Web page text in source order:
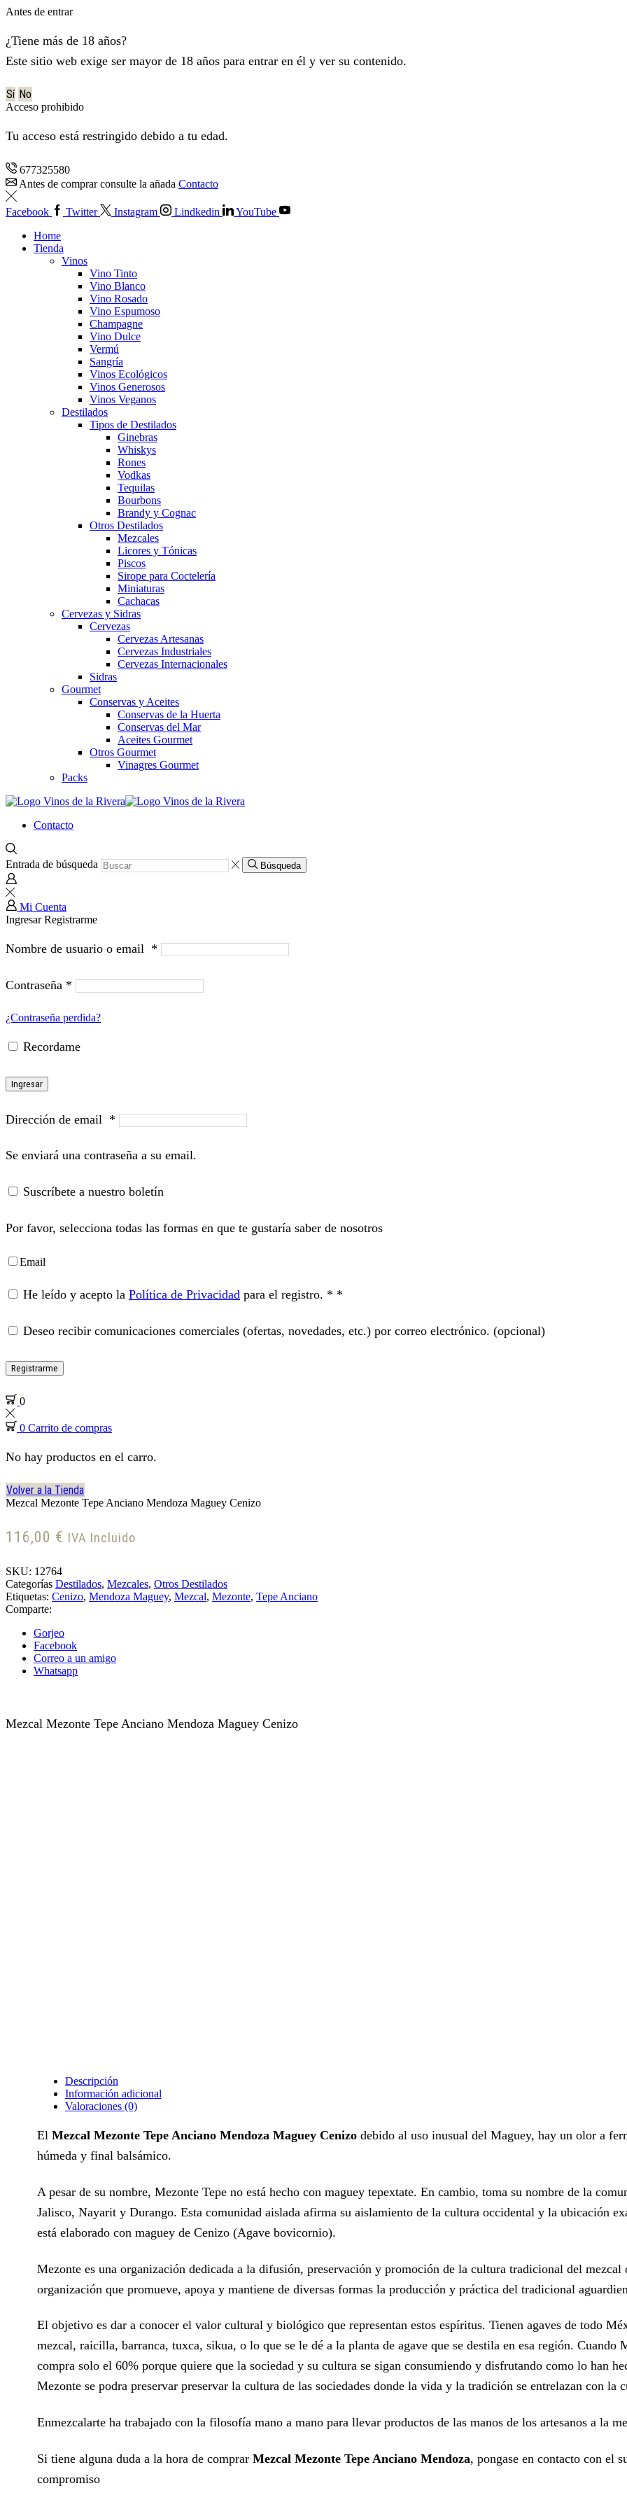
Antes de entrar
¿Tiene más de 18 años?
Este sitio web exige ser mayor de 18 años para entrar en él y ver su contenido.
Sí No
Acceso prohibido
Tu acceso está restringido debido a tu edad.
677325580
Antes de comprar consulte la añada Contacto
Facebook Twitter Instagram Lindkedin
YouTube
Home
Tienda
Vinos
Vino Tinto
Vino Blanco
Vino Rosado
Vino Espumoso
Champagne
Vino Dulce
Vermú
Sangría
Vinos Ecológicos
Vinos Generosos
Vinos Veganos
Destilados
Tipos de Destilados
Ginebras
Whiskys
Rones
Vodkas
Tequilas
Bourbons
Brandy y Cognac
Otros Destilados
Mezcales
Licores y Tónicas
Piscos
Sirope para Coctelería
Miniaturas
Cachacas
Cervezas y Sidras
Cervezas
Cervezas Artesanas
Cervezas Industriales
Cervezas Internacionales
Sidras
Gourmet
Conservas y Aceites
Conservas de la Huerta
Conservas del Mar
Aceites Gourmet
Otros Gourmet
Vinagres Gourmet
Packs
Contacto
Entrada de búsqueda Búsqueda
Mi Cuenta
IngresarRegistrarme
Nombre de usuario o email *
Contraseña *
¿Contraseña perdida?
Recordame
Ingresar
Dirección de email *
Se enviará una contraseña a su email.
Suscríbete a nuestro boletín
Por favor, selecciona todas las formas en que te gustaría saber de nosotros
Email
He leído y acepto la Política de Privacidad para el registro. * *
Deseo recibir comunicaciones comerciales (ofertas, novedades, etc.) por correo electrónico. (opcional)
Registrarme
0
0 Carrito de compras
No hay productos en el carro.
Volver a la Tienda
Mezcal Mezonte Tepe Anciano Mendoza Maguey Cenizo
116,00 € IVA Incluido
SKU: 12764
Categorías Destilados, Mezcales, Otros Destilados
Etiquetas: Cenizo, Mendoza Maguey, Mezcal, Mezonte, Tepe Anciano
Comparte:
Gorjeo
Facebook
Correo a un amigo
Whatsapp
Mezcal Mezonte Tepe Anciano Mendoza Maguey Cenizo
Descripción
Información adicional
Valoraciones (0)
El Mezcal Mezonte Tepe Anciano Mendoza Maguey Cenizodebido al uso inusual del Maguey, hay un olor a
húmeda y final balsámico.
A pesar de su nombre, Mezonte Tepe no está hecho con maguey tepextate. En cambio, toma su nombre de la
Jalisco, Nayarit y Durango. Esta comunidad aislada afirma su aislamiento de la cultura occidental y la ubicación
está elaborado con maguey de Cenizo (Agave bovicornio).
Mezonte es una organización dedicada a la difusión, preservación y promoción de la cultura tradicional del mezcal
organización que promueve, apoya y mantiene de diversas formas la producción y práctica del tradicional
El objetivo es dar a conocer el valor cultural y biológico que representan estos espíritus. Tienen agaves de todo
mezcal, raicilla, barranca, tuxca, sikua, o lo que se le dé a la planta de agave que se destila en esa región. Cuando
compra solo el 60% porque quiere que la sociedad y su cultura se sigan consumiendo y disfrutando como lo han
Mezonte se podra preservar preservar la cultura de las sociedades donde la vida y la tradición se entrelazan con la
Enmezcalarte ha trabajado con la filosofía mano a mano para llevar productos de las manos de los artesanos a la
Si tiene alguna duda a la hora de comprarMezcal Mezonte Tepe Anciano Mendoza, pongase en contacto con el
compromiso